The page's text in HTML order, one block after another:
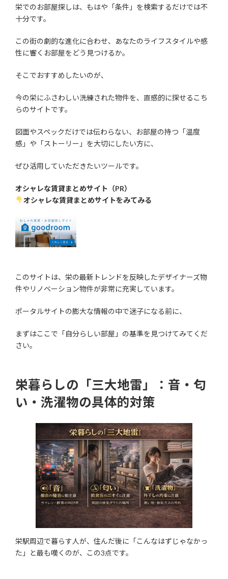
栄でのお部屋探しは、もはや「条件」を検索するだけでは不
十分です。
この街の劇的な進化に合わせ、あなたのライフスタイルや感
性に響くお部屋をどう見つけるか。
そこでおすすめしたいのが、
今の栄にふさわしい洗練された物件を、直感的に探せるこち
らのサイトです。
図面やスペックだけでは伝わらない、お部屋の持つ「温度
感」や「ストーリー」を大切にしたい方に、
ぜひ活用していただきたいツールです。
オシャレな賃貸まとめサイト（PR）
オシャレな賃貸まとめサイトをみてみる
このサイトは、栄の最新トレンドを反映したデザイナーズ物
件やリノベーション物件が非常に充実しています。
ポータルサイトの膨大な情報の中で迷子になる前に、
まずはここで「自分らしい部屋」の基準を見つけてみてくだ
さい。
栄暮らしの「三大地雷」：音・匂
い・洗濯物の具体的対策
栄駅周辺で暮らす人が、住んだ後に「こんなはずじゃなかっ
た」と最も嘆くのが、この3点です。